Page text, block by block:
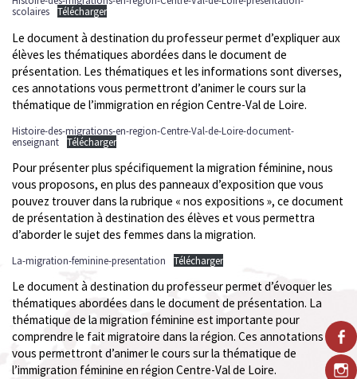
scolaires
Télécharger
Le document à destination du professeur permet d’expliquer aux
élèves les thématiques abordées dans le document de
présentation. Les thématiques et les informations sont diverses,
ces annotations vous permettront d’animer le cours sur la
thématique de l’immigration en région Centre-Val de Loire.
Histoire-des-migrations-en-region-Centre-Val-de-Loire-document-
enseignant
Télécharger
Pour présenter plus spécifiquement la migration féminine, nous
vous proposons, en plus des panneaux d’exposition que vous
pouvez trouver dans la rubrique « nos expositions », ce document
de présentation à destination des élèves et vous permettra
d’aborder le sujet des femmes dans la migration.
La-migration-feminine-presentation Télécharger
Le document à destination du professeur permet d’évoquer les
thématiques abordées dans le document de présentation. La
thématique de la migration féminine est importante pour
comprendre le fait migratoire dans la région. Ces annotations
vous permettront d’animer le cours sur la thématique de
l’immigration féminine en région Centre-Val de Loire.